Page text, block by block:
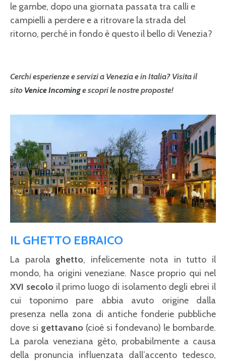
le gambe, dopo una giornata passata tra calli e
campielli a perdere e a ritrovare la strada del
ritorno, perché in fondo è questo il bello di Venezia?
Cerchi esperienze e servizi a Venezia e in Italia? Visita il
sito Venice Incominge scopri le nostre proposte!
IL GHETTO EBRAICO
La parola ghetto, infelicemente nota in tutto il
mondo, ha origini veneziane. Nasce proprio qui nel
XVI secoloil primo luogo di isolamento degli ebrei il
cui toponimo pare abbia avuto origine dalla
presenza nella zona di antiche fonderie pubbliche
dove si gettavano (cioè si fondevano) le bombarde.
La parola veneziana gèto, probabilmente a causa
della pronuncia influenzata dall’accento tedesco,